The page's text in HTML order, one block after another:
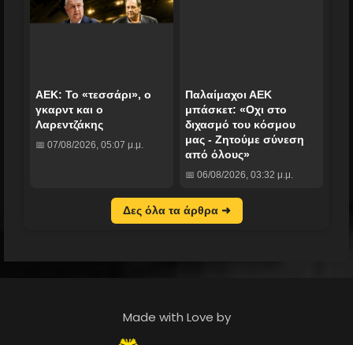
ΑΕΚ: Το «τεσσάρι», ο
γκαρντ και ο
Λαρεντζάκης
📅 07/08/2026, 05:07 μ.μ.
Παλαίμαχοι ΑΕΚ
μπάσκετ: «Οχι στο
διχασμό του κόσμου
μας - Ζητούμε σύνεση
από όλους»
📅 06/08/2026, 03:32 μ.μ.
Δες όλα τα άρθρα ➜
Made with Love by